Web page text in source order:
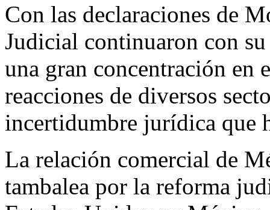
Con las declaraciones de
Judicial continuaron con
una gran concentración en
reacciones de diversos
incertidumbre jurídica que
La relación comercial de
tambalea por la reforma